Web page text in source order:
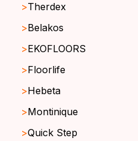
Therdex
Belakos
EKOFLOORS
Floorlife
Hebeta
Montinique
Quick Step